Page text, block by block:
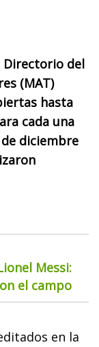
Directorio del
(MAT)
hasta
cada una
diciembre
Messi:
el campo
en la